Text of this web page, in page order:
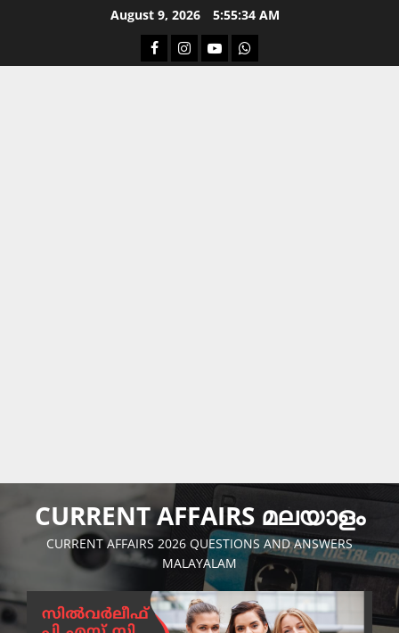
August 9, 2026 5:55:34 AM
Facebook
Instagram
YoutubeWhatsapp
CURRENT AFFAIRS മലയാളം
CURRENT AFFAIRS 2026 QUESTIONS AND ANSWERS
MALAYALAM